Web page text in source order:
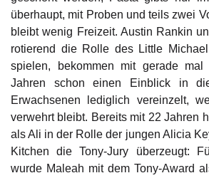
überhaupt, mit Proben und teils zwei
bleibt wenig Freizeit. Austin Rankin
rotierend die Rolle des Little
spielen, bekommen mit gerade
Jahren schon einen Einblick in
Erwachsenen lediglich vereinzelt,
verwehrt bleibt. Bereits mit 22 Jahren
als Ali in der Rolle der jungen Alicia
Kitchen die Tony-Jury überzeugt:
wurde Maleah mit dem Tony-Award